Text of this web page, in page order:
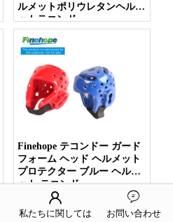
ルメットポリウレタンヘルメ
ットテコンドー
Finehope テコンドー ガード
フォーム ヘッド ヘルメット
プロテクター ブルー ヘルメ
ット テコンドー
私たちに関しては お問い合わせ